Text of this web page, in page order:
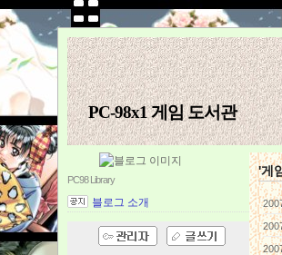
PC-98x1 게임 도서관
PC98 Library
블로그 소개
'게